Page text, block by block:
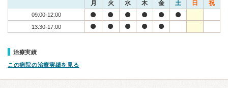
月 火 水 木 金 土 日 祝
09:00-12:00
13:30-17:00
治療実績
この病院の治療実績を見る